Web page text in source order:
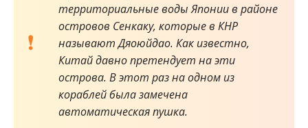
территориальные воды Японии в районе
островов Сенкаку, которые в КНР
называют Дяоюйдао. Как известно,
Китай давно претендует на эти
острова. В этот раз на одном из
кораблей была замечена
автоматическая пушка.